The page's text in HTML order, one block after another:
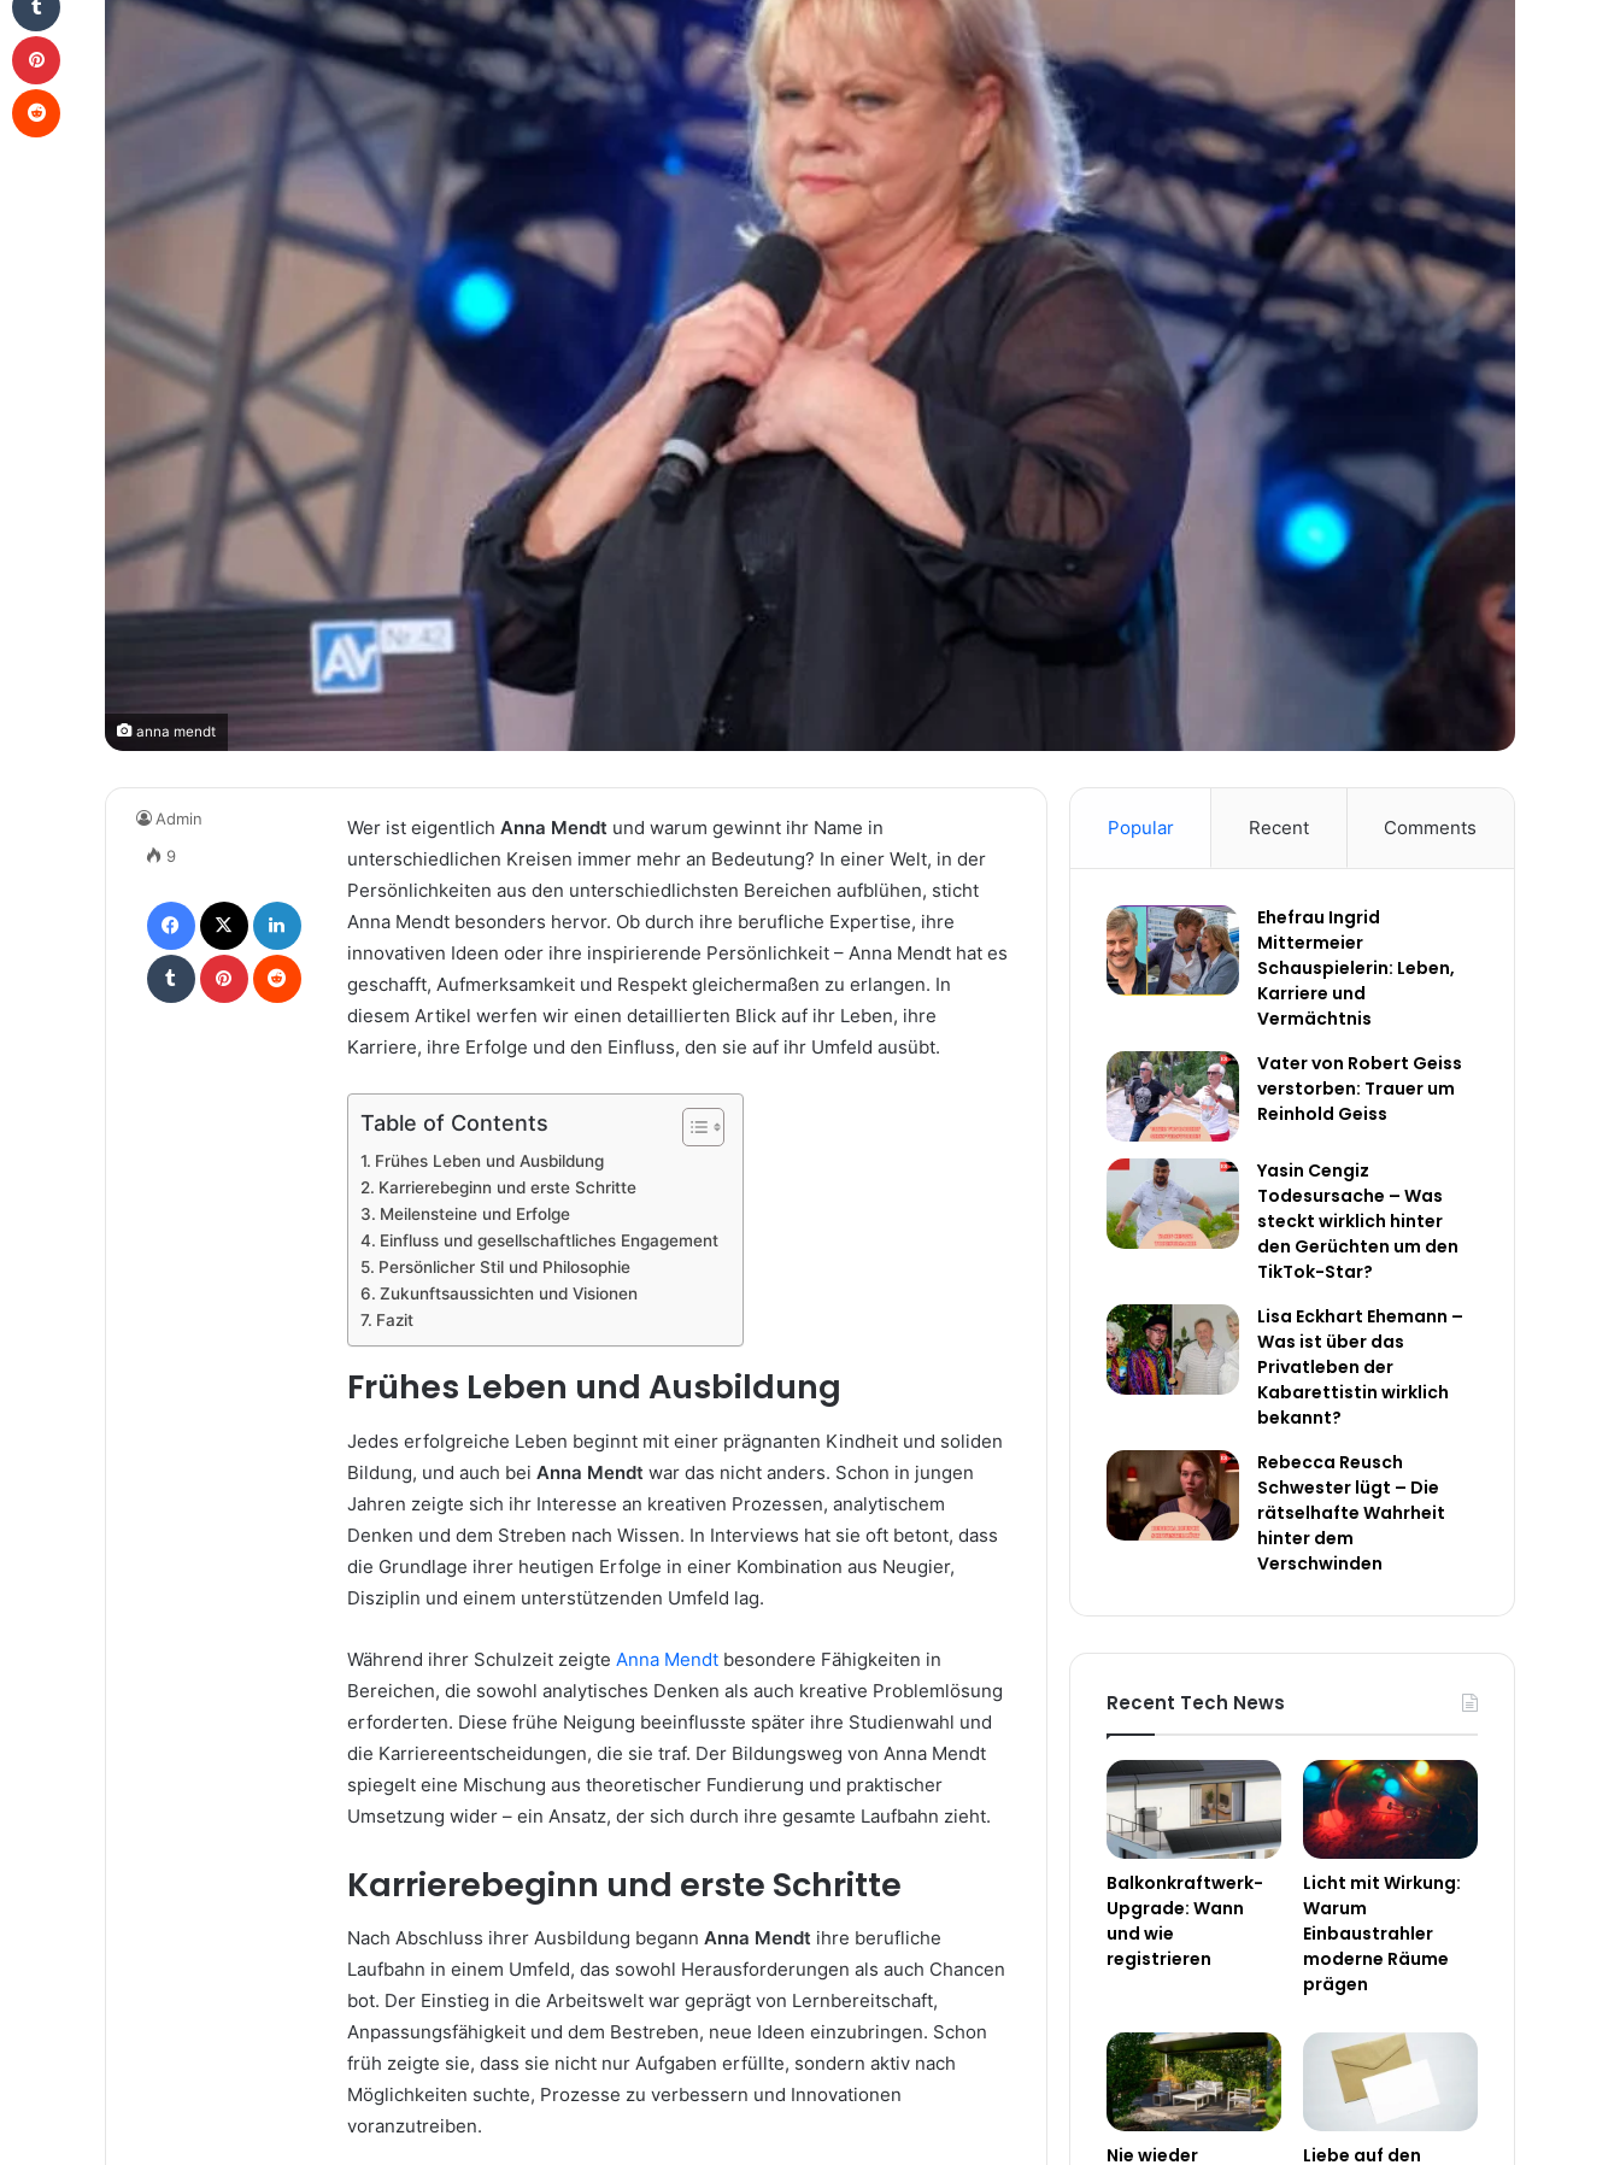
anna mendt
Wer ist eigentlich Anna Mendt und warum gewinnt ihr Name in
unterschiedlichen Kreisen immer mehr an Bedeutung? In einer Welt, in der
Persönlichkeiten aus den unterschiedlichsten Bereichen aufblühen, sticht
Anna Mendt besonders hervor. Ob durch ihre berufliche Expertise, ihre
innovativen Ideen oder ihre inspirierende Persönlichkeit – Anna Mendt hat es
geschafft, Aufmerksamkeit und Respekt gleichermaßen zu erlangen. In
diesem Artikel werfen wir einen detaillierten Blick auf ihr Leben, ihre
Karriere, ihre Erfolge und den Einfluss, den sie auf ihr Umfeld ausübt.
Table of Contents
Frühes Leben und Ausbildung
Karrierebeginn und erste Schritte
Meilensteine und Erfolge
Einfluss und gesellschaftliches Engagement
Persönlicher Stil und Philosophie
Zukunftsaussichten und Visionen
Fazit
Frühes Leben und Ausbildung
Jedes erfolgreiche Leben beginnt mit einer prägnanten Kindheit und soliden
Bildung, und auch bei Anna Mendt war das nicht anders. Schon in jungen
Jahren zeigte sich ihr Interesse an kreativen Prozessen, analytischem
Denken und dem Streben nach Wissen. In Interviews hat sie oft betont, dass
die Grundlage ihrer heutigen Erfolge in einer Kombination aus Neugier,
Disziplin und einem unterstützenden Umfeld lag.
Während ihrer Schulzeit zeigte Anna Mendt besondere Fähigkeiten in
Bereichen, die sowohl analytisches Denken als auch kreative Problemlösung
erforderten. Diese frühe Neigung beeinflusste später ihre Studienwahl und
die Karriereentscheidungen, die sie traf. Der Bildungsweg von Anna Mendt
spiegelt eine Mischung aus theoretischer Fundierung und praktischer
Umsetzung wider – ein Ansatz, der sich durch ihre gesamte Laufbahn zieht.
Karrierebeginn und erste Schritte
Nach Abschluss ihrer Ausbildung begann Anna Mendt ihre berufliche
Laufbahn in einem Umfeld, das sowohl Herausforderungen als auch Chancen
bot. Der Einstieg in die Arbeitswelt war geprägt von Lernbereitschaft,
Anpassungsfähigkeit und dem Bestreben, neue Ideen einzubringen. Schon
früh zeigte sie, dass sie nicht nur Aufgaben erfüllte, sondern aktiv nach
Möglichkeiten suchte, Prozesse zu verbessern und Innovationen
voranzutreiben.
Admin
9
Facebook LinkedIn
Tumblr Pinterest
Popular Recent Comments
Ehefrau Ingrid
Mittermeier
Schauspielerin: Leben,
Karriere und
Vermächtnis
Vater von Robert Geiss
verstorben: Trauer um
Reinhold Geiss
Yasin Cengiz
Todesursache – Was
steckt wirklich hinter
den Gerüchten um den
TikTok-Star?
Lisa Eckhart Ehemann –
Was ist über das
Privatleben der
Kabarettistin wirklich
bekannt?
Rebecca Reusch
Schwester lügt – Die
rätselhafte Wahrheit
hinter dem
Verschwinden
Recent Tech News
Balkonkraftwerk-
Upgrade: Wann
und wie
registrieren
Licht mit Wirkung:
Warum
Einbaustrahler
moderne Räume
prägen
Nie wieder
Liebe auf den